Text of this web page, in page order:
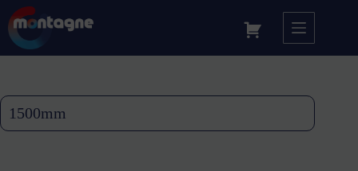
1500mm